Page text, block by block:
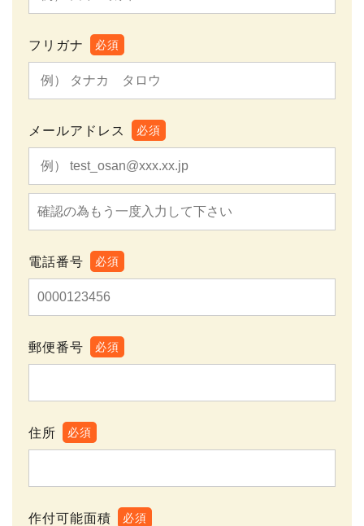
フリガナ 必須
メールアドレス 必須
電話番号 必須
郵便番号 必須
住所 必須
作付可能面積 必須